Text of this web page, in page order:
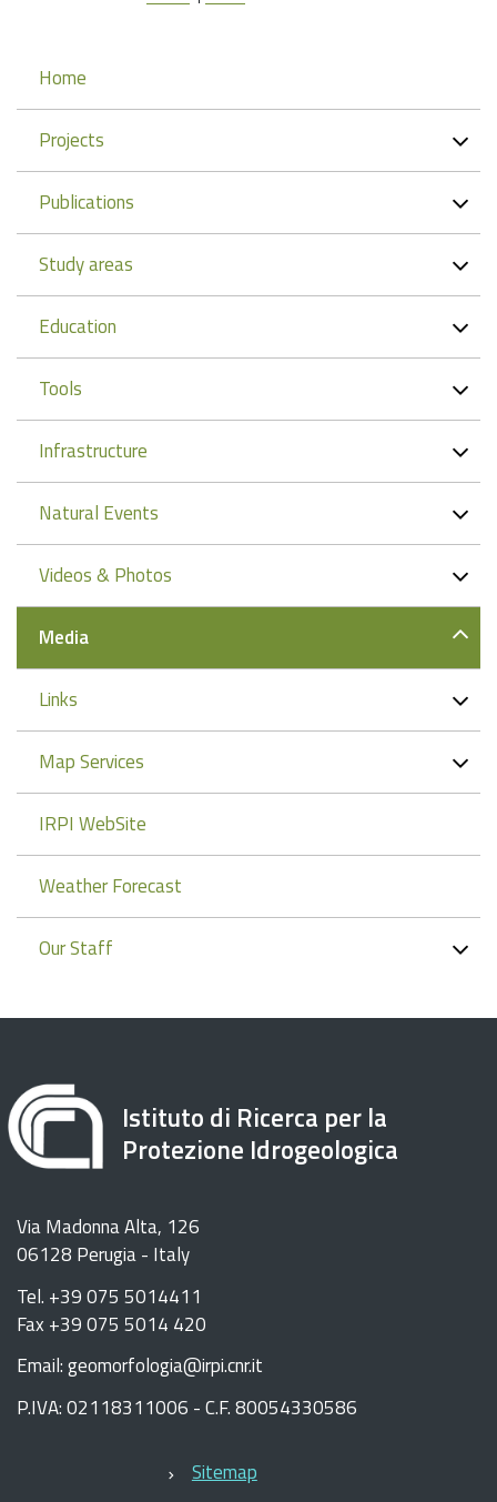
Navigation
Home
Projects
Publications
Study areas
Education
Tools
Infrastructure
Natural Events
Videos & Photos
Media
Links
Map Services
IRPI WebSite
Weather Forecast
Our Staff
Istituto di Ricerca per la
Protezione Idrogeologica
Via Madonna Alta, 126
06128 Perugia - Italy
Tel. +39 075 5014411
Fax +39 075 5014 420
Email: geomorfologia@irpi.cnr.it
P.IVA: 02118311006 - C.F. 80054330586
Sitemap